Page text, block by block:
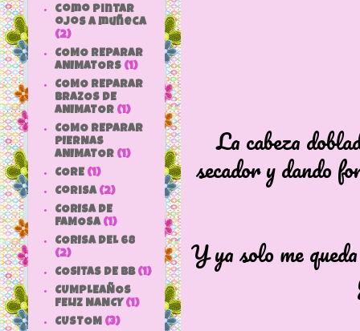
La cabeza
secador y dando
Y ya solo me
como pintar
ojos a muñeca
(2)
COMO REPARAR
ANIMATORS (1)
COMO REPARAR
BRAZOS DE
ANIMATOR (1)
COMO REPARAR
PIERNAS
ANIMATOR (1)
CORE (1)
Corisa (2)
CORISA DE
FAMOSA (1)
CORISA DEL 68
(2)
COSITAS DE bb (1)
CUMPLEAÑOS
FELIZ NANCY (1)
CUSTOM (3)